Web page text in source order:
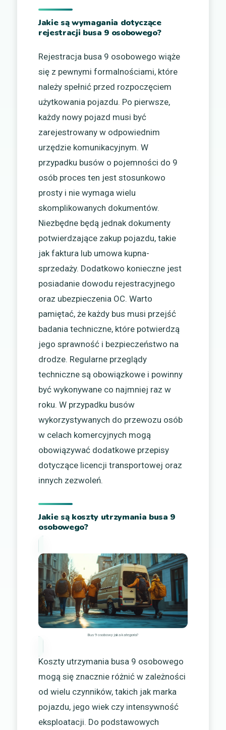
Jakie są wymagania dotyczące
rejestracji busa 9 osobowego?
Rejestracja busa 9 osobowego wiąże
się z pewnymi formalnościami, które
należy spełnić przed rozpoczęciem
użytkowania pojazdu. Po pierwsze,
każdy nowy pojazd musi być
zarejestrowany w odpowiednim
urzędzie komunikacyjnym. W
przypadku busów o pojemności do 9
osób proces ten jest stosunkowo
prosty i nie wymaga wielu
skomplikowanych dokumentów.
Niezbędne będą jednak dokumenty
potwierdzające zakup pojazdu, takie
jak faktura lub umowa kupna-
sprzedaży. Dodatkowo konieczne jest
posiadanie dowodu rejestracyjnego
oraz ubezpieczenia OC. Warto
pamiętać, że każdy bus musi przejść
badania techniczne, które potwierdzą
jego sprawność i bezpieczeństwo na
drodze. Regularne przeglądy
techniczne są obowiązkowe i powinny
być wykonywane co najmniej raz w
roku. W przypadku busów
wykorzystywanych do przewozu osób
w celach komercyjnych mogą
obowiązywać dodatkowe przepisy
dotyczące licencji transportowej oraz
innych zezwoleń.
Jakie są koszty utrzymania busa 9
osobowego?
Bus 9 osobowy jaka kategoria?
Koszty utrzymania busa 9 osobowego
mogą się znacznie różnić w zależności
od wielu czynników, takich jak marka
pojazdu, jego wiek czy intensywność
eksploatacji. Do podstawowych